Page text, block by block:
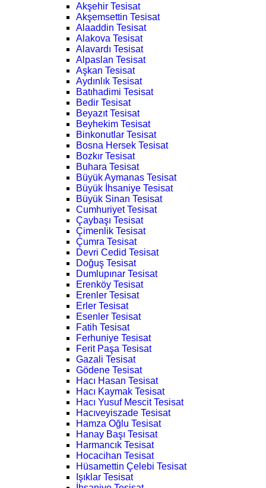
Akşehir Tesisat
Akşemsettin Tesisat
Alaaddin Tesisat
Alakova Tesisat
Alavardı Tesisat
Alpaslan Tesisat
Aşkan Tesisat
Aydınlık Tesisat
Batıhadimi Tesisat
Bedir Tesisat
Beyazıt Tesisat
Beyhekim Tesisat
Binkonutlar Tesisat
Bosna Hersek Tesisat
Bozkır Tesisat
Buhara Tesisat
Büyük Aymanas Tesisat
Büyük İhsaniye Tesisat
Büyük Sinan Tesisat
Cumhuriyet Tesisat
Çaybaşı Tesisat
Çimenlik Tesisat
Çumra Tesisat
Devri Cedid Tesisat
Doğuş Tesisat
Dumlupınar Tesisat
Erenköy Tesisat
Erenler Tesisat
Erler Tesisat
Esenler Tesisat
Fatih Tesisat
Ferhuniye Tesisat
Ferit Paşa Tesisat
Gazali Tesisat
Gödene Tesisat
Hacı Hasan Tesisat
Hacı Kaymak Tesisat
Hacı Yusuf Mescit Tesisat
Hacıveyiszade Tesisat
Hamza Oğlu Tesisat
Hanay Başı Tesisat
Harmancık Tesisat
Hocacihan Tesisat
Hüsamettin Çelebi Tesisat
Işıklar Tesisat